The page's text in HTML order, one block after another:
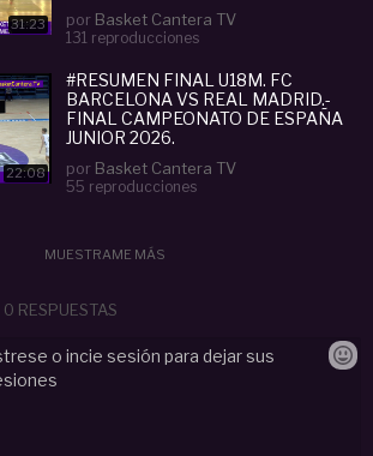
31:23 por Basket Cantera TV
131 reproducciones
22:08
#RESUMEN FINAL U18M. FC
BARCELONA VS REAL MADRID.-
FINAL CAMPEONATO DE ESPAÑA
JUNIOR 2026.
por Basket Cantera TV
55 reproducciones
MUESTRAME MÁS
RESPUESTAS